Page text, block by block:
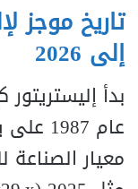
تاريخ موجز
إلى 2026
بدأ
عام
معيار